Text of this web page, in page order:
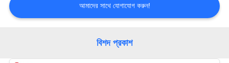
সাইট
আমাদের সাথে যোগাযোগ করুন!
বিশদ প্রকাশ